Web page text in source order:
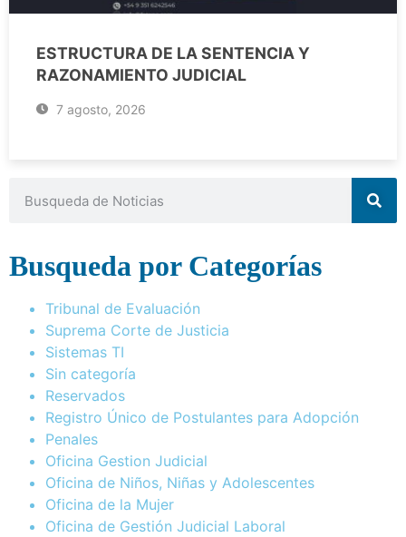
ESTRUCTURA DE LA SENTENCIA Y
RAZONAMIENTO JUDICIAL
7 agosto, 2026
Busqueda por Categorías
Tribunal de Evaluación
Suprema Corte de Justicia
Sistemas TI
Sin categoría
Reservados
Registro Único de Postulantes para Adopción
Penales
Oficina Gestion Judicial
Oficina de Niños, Niñas y Adolescentes
Oficina de la Mujer
Oficina de Gestión Judicial Laboral